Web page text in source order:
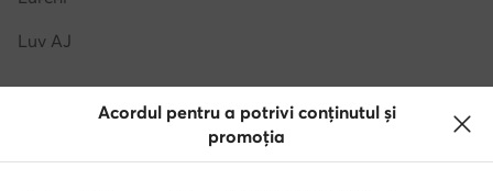
Luv AJ
M
Acordul pentru a potrivi conținutul și
promoția